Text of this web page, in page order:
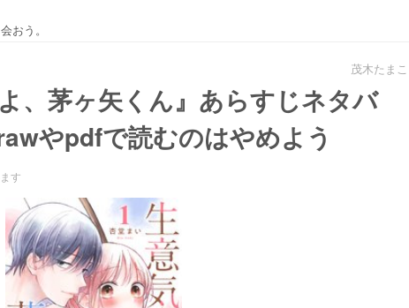
おう。
茂木たまこ
、茅ヶ矢くん』あらすじネタバ
やpdfで読むのはやめよう
す